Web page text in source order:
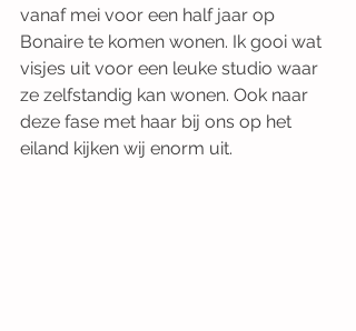
vanaf mei voor een half jaar op
Bonaire te komen wonen. Ik gooi wat
visjes uit voor een leuke studio waar
ze zelfstandig kan wonen. Ook naar
deze fase met haar bij ons op het
eiland kijken wij enorm uit.